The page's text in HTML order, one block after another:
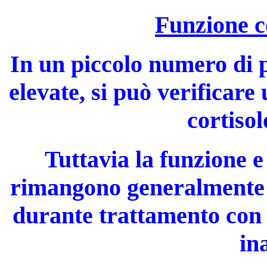
Funzione
In un piccolo numero di
elevate, si può
Tuttavia la funzione
rimangono
durante trattamento